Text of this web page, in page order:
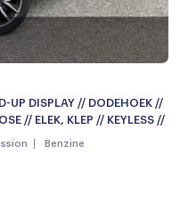
DISPLAY // DODEHOEK //
// ELEK, KLEP // KEYLESS //
Benzine